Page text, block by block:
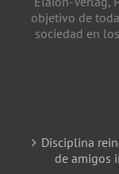
objetivo de
sociedad en
Disciplina
de amigos